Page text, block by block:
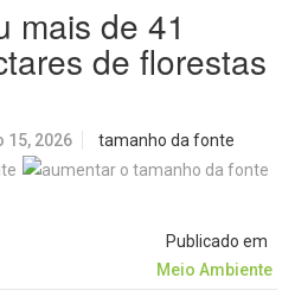
mais de 41
de florestas
15, 2026 tamanho da fonte
Publicado em
Meio Ambiente